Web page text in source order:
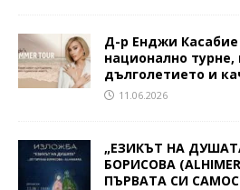
Д-р Енджи Касабие
национално турне,
дълголетието и
11.06.2026
„ЕЗИКЪТ НА
БОРИСОВА
ПЪРВАТА СИ